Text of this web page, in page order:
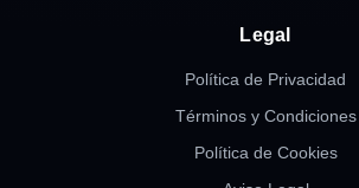
Legal
Política de Privacidad
Términos y Condiciones
Política de Cookies